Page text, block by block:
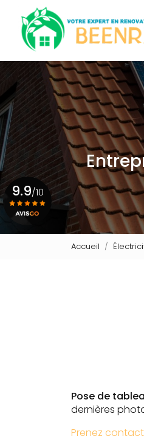
contenu
principal
9.9/10
Accueil
Pose de
dernières
Prenez